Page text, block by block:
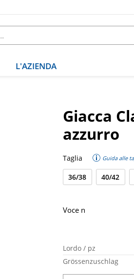
L'AZIENDA
Giacca
azzurro
Taglia Guida alle
36/38 40/42
Lordo / pz
Grössenzuschlag
Voce n